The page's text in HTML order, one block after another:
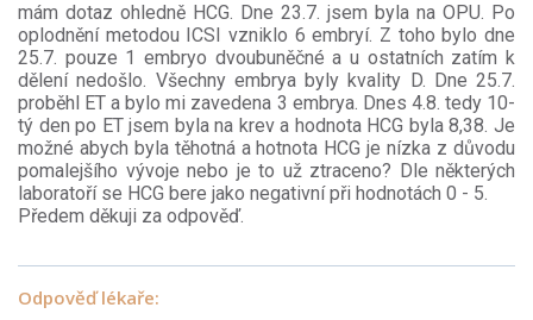
mám dotaz ohledně HCG. Dne 23.7. jsem byla na OPU. Po
oplodnění metodou ICSI vzniklo 6 embryí. Z toho bylo dne
25.7. pouze 1 embryo dvoubuněčné a u ostatních zatím k
dělení nedošlo. Všechny embrya byly kvality D. Dne 25.7.
proběhl ET a bylo mi zavedena 3 embrya. Dnes 4.8. tedy 10-
tý den po ET jsem byla na krev a hodnota HCG byla 8,38. Je
možné abych byla těhotná a hotnota HCG je nízka z důvodu
pomalejšího vývoje nebo je to už ztraceno? Dle některých
laboratoří se HCG bere jako negativní při hodnotách 0 - 5.
Předem děkuji za odpověď.
Odpověď lékaře: